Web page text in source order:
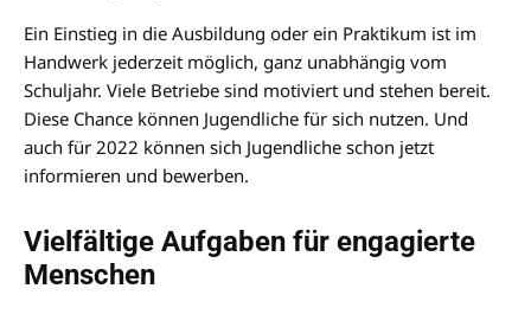
Ein Einstieg in die Ausbildung oder ein Praktikum ist im
Handwerk jederzeit möglich, ganz unabhängig vom
Schuljahr. Viele Betriebe sind motiviert und stehen bereit.
Diese Chance können Jugendliche für sich nutzen. Und
auch für 2022 können sich Jugendliche schon jetzt
informieren und bewerben.
Vielfältige Aufgaben für engagierte
Menschen